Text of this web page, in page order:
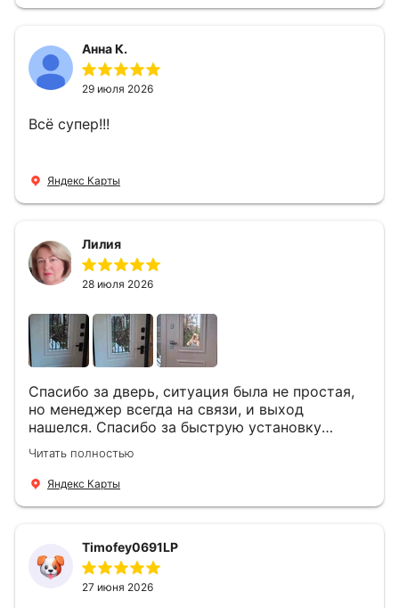
Анна К.
29 июля 2026
Всё супер!!!
Яндекс Карты
Лилия
28 июля 2026
Спасибо за дверь, ситуация была не простая,
но менеджер всегда на связи, и выход
нашелся. Спасибо за быструю установку
Роману, один и привёз, и установил. Надеюсь,
что дверь нам долго послужит
Читать полностью
Яндекс Карты
Timofey0691LP
27 июня 2026